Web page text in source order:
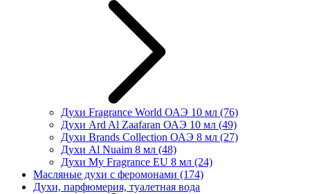
Духи Fragrance World ОАЭ 10 мл (76)
Духи Ard Al Zaafaran ОАЭ 10 мл (49)
Духи Brands Collection ОАЭ 8 мл (27)
Духи Al Nuaim 8 мл (48)
Духи My Fragrance EU 8 мл (24)
Масляные духи с феромонами (174)
Духи, парфюмерия, туалетная вода